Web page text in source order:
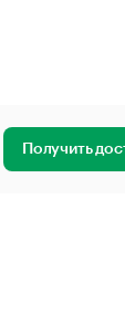
Получить